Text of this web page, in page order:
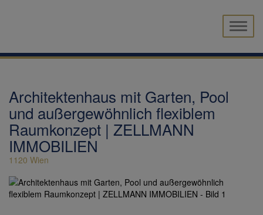
Architektenhaus mit Garten, Pool
und außergewöhnlich flexiblem
Raumkonzept | ZELLMANN
IMMOBILIEN
1120 Wien